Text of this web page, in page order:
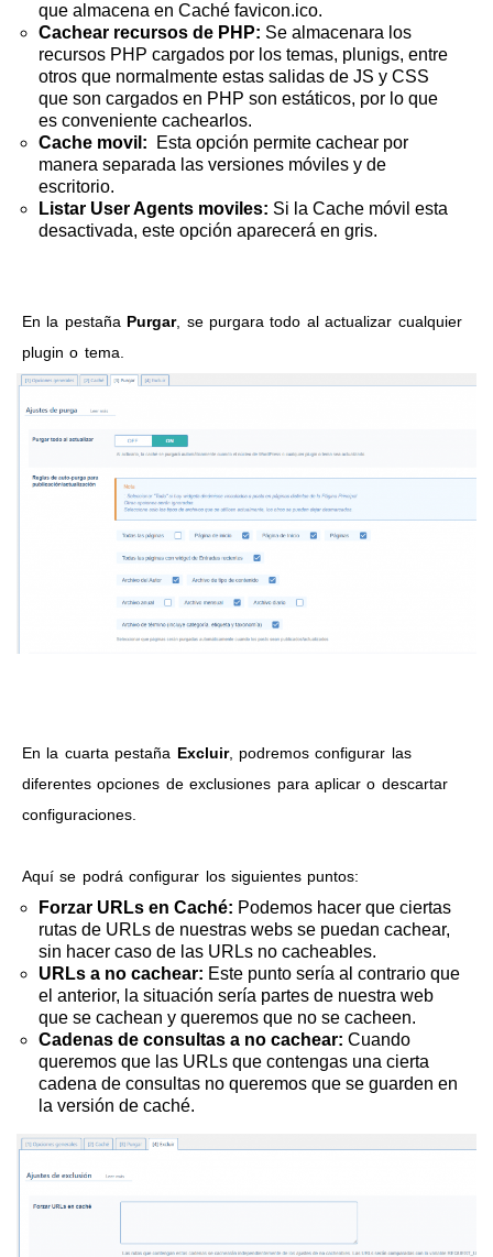
que almacena en Caché favicon.ico.
Cachear recursos de PHP: Se almacenara los
recursos PHP cargados por los temas, plunigs, entre
otros que normalmente estas salidas de JS y CSS
que son cargados en PHP son estáticos, por lo que
es conveniente cachearlos.
Cache movil: Esta opción permite cachear por
manera separada las versiones móviles y de
escritorio.
Listar User Agents moviles: Si la Cache móvil esta
desactivada, este opción aparecerá en gris.
En la pestaña Purgar, se purgara todo al actualizar cualquier
plugin o tema.
En la cuarta pestaña Excluir, podremos configurar las
diferentes opciones de exclusiones para aplicar o descartar
configuraciones.
Aquí se podrá configurar los siguientes puntos:
Forzar URLs en Caché: Podemos hacer que ciertas
rutas de URLs de nuestras webs se puedan cachear,
sin hacer caso de las URLs no cacheables.
URLs a no cachear: Este punto sería al contrario que
el anterior, la situación sería partes de nuestra web
que se cachean y queremos que no se cacheen.
Cadenas de consultas a no cachear: Cuando
queremos que las URLs que contengas una cierta
cadena de consultas no queremos que se guarden en
la versión de caché.